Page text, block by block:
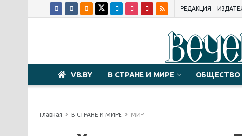
РЕДАКЦИЯ
VB.BY В СТРАНЕ И МИРЕ ОБЩЕСТВО
Главная В СТРАНЕ И МИРЕ МИР